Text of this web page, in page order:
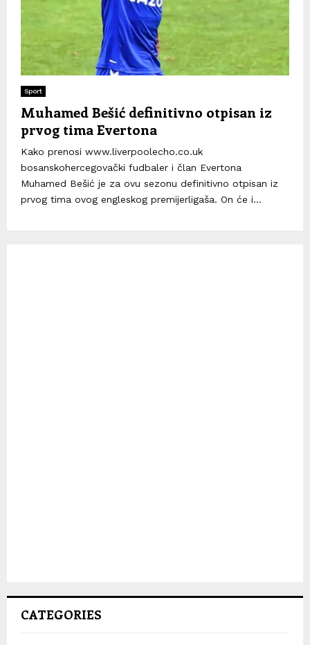
Sport
Muhamed Bešić definitivno otpisan iz
prvog tima Evertona
Kako prenosi www.liverpoolecho.co.uk
bosanskohercegovački fudbaler i član Evertona
Muhamed Bešić je za ovu sezonu definitivno otpisan iz
prvog tima ovog engleskog premijerligaša. On će i...
CATEGORIES